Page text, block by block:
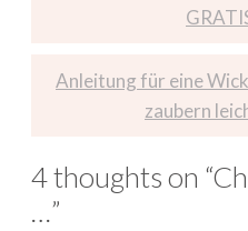
Anleitung für eine
zaubern
4 thoughts on “
…”